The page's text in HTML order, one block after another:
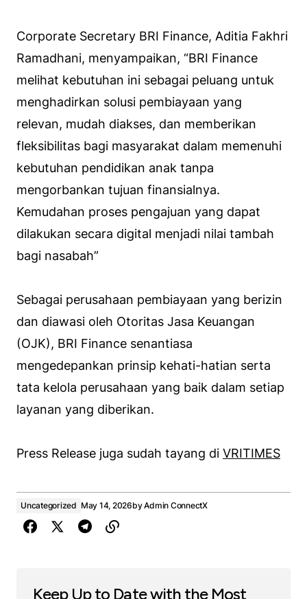
Corporate Secretary BRI Finance, Aditia Fakhri
Ramadhani, menyampaikan, “BRI Finance
melihat kebutuhan ini sebagai peluang untuk
menghadirkan solusi pembiayaan yang
relevan, mudah diakses, dan memberikan
fleksibilitas bagi masyarakat dalam memenuhi
kebutuhan pendidikan anak tanpa
mengorbankan tujuan finansialnya.
Kemudahan proses pengajuan yang dapat
dilakukan secara digital menjadi nilai tambah
bagi nasabah”
Sebagai perusahaan pembiayaan yang berizin
dan diawasi oleh Otoritas Jasa Keuangan
(OJK), BRI Finance senantiasa
mengedepankan prinsip kehati-hatian serta
tata kelola perusahaan yang baik dalam setiap
layanan yang diberikan.
Press Release juga sudah tayang di VRITIMES
Uncategorized May 14, 2026byAdmin ConnectX
Keep Up to Date with the Most